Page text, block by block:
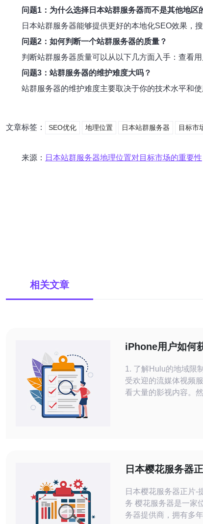
问题1：为什么选择日本站群服务器而不是其他地区
日本站群服务器能够提供更好的本地化SEO效果，
问题2：如何判断一个站群服务器的质量？
判断站群服务器质量可以从以下几方面入手：查看
问题3：站群服务器的维护难度大吗？
站群服务器的维护难度主要取决于你的技术水平和
文章标签： SEO优化 地理位置 日本站群服务器 目标市
来源： 日本站群服务器地理位置对目标市场的重要性
相关文章
iPhone用户如何
1. 了解Hulu的地域限制 Hulu是一款广
受欢迎的流媒体视频
看大量的影视内容。
专用服务器）来实现。
日本樱花服务器
日本樱花服务器正片-
务 樱花服务器是一家位于日本的知名服
务器提供商，拥有多